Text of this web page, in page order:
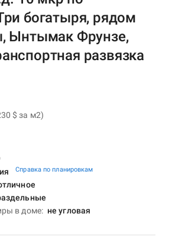
богатыря, рядом
Ынтымак Фрунзе,
развязка
$ за м2)
Справка по планировкам
в доме
не угловая